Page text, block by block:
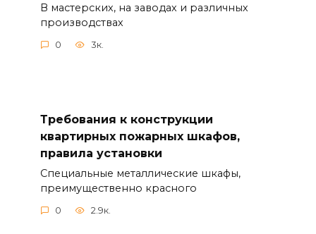
В мастерских, на заводах и различных
производствах
0 3к.
Требования к конструкции
квартирных пожарных шкафов,
правила установки
Специальные металлические шкафы,
преимущественно красного
0 2.9к.